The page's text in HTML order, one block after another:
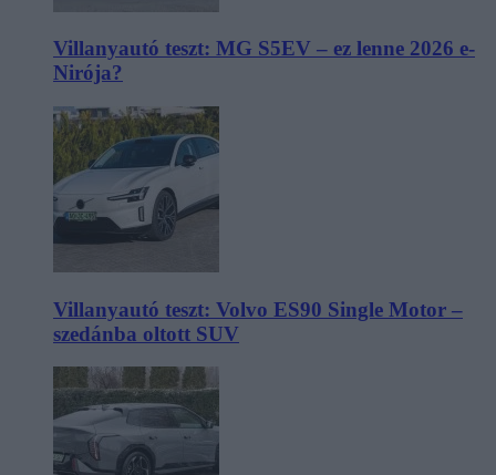
Villanyautó teszt: MG S5EV – ez lenne 2026 e-
Nirója?
Villanyautó teszt: Volvo ES90 Single Motor –
szedánba oltott SUV